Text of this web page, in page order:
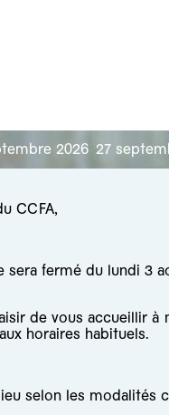
2026 27
CCFA,
sera fermé du lundi 3
de vous accueillir
horaires habituels.
selon les modalités